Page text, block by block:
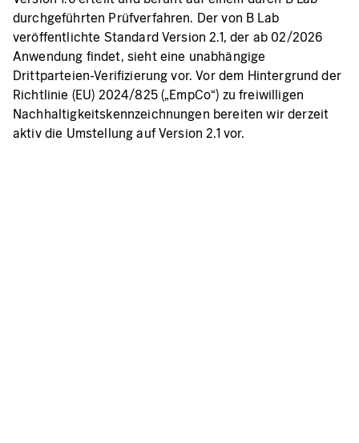
durchgeführten Prüfverfahren. Der von B Lab
veröffentlichte Standard Version 2.1, der ab 02/2026
Anwendung findet, sieht eine unabhängige
Drittparteien-Verifizierung vor. Vor dem Hintergrund der
Richtlinie (EU) 2024/825 („EmpCo“) zu freiwilligen
Nachhaltigkeitskennzeichnungen bereiten wir derzeit
aktiv die Umstellung auf Version 2.1 vor.